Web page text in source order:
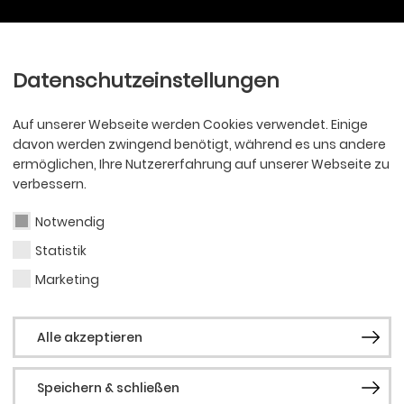
Datenschutzeinstellungen
Auf unserer Webseite werden Cookies verwendet. Einige
davon werden zwingend benötigt, während es uns andere
ermöglichen, Ihre Nutzererfahrung auf unserer Webseite zu
verbessern.
Notwendig
Statistik
Marketing
Alle akzeptieren
Speichern & schließen